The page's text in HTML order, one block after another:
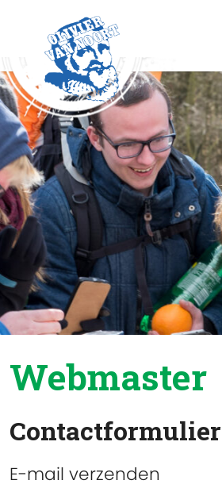
Webmaster
Contactformulier
E-mail verzenden